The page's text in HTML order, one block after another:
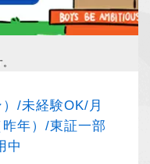
/未経験OK/月
年）/東証一部
中